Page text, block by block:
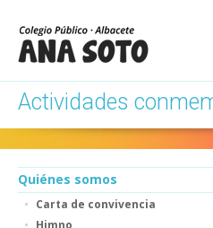
Actividades
Quiénes somos
Carta de convivencia
Himno